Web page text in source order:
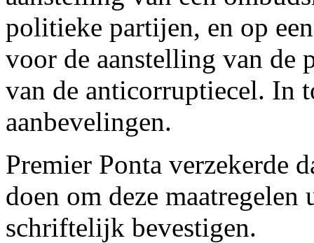
politieke partijen, en op
voor de aanstelling van de
van de anticorruptiecel. In
aanbevelingen.
Premier Ponta verzekerde
doen om deze
schriftelijk bevestigen.